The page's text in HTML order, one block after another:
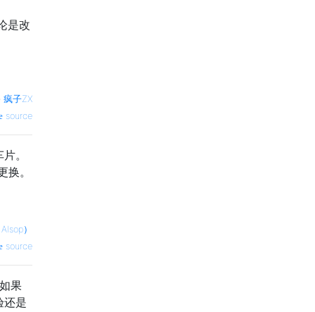
是改
疯子ZX
source
。
。
）
source
果
还是